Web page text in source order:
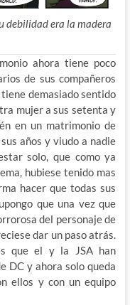
debilidad era la madera
ahora tiene poco
de sus compañeros
demasiado sentido
mujer a sus setenta y
en un matrimonio de
años y viudo a nadie
solo, que como ya
hubiese tenido mas
hacer que todas sus
que una vez que
del personaje de
dar un paso atrás.
que el y la JSA han
DC y ahora solo queda
ellos y con un equipo